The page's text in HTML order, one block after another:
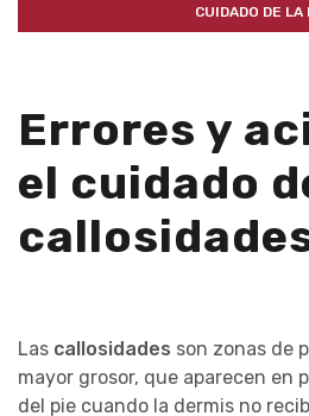
CUIDADO DE LA
Errores y
el cuidado
Las callosidades son zonas de
mayor grosor, que aparecen en
del pie cuando la dermis no